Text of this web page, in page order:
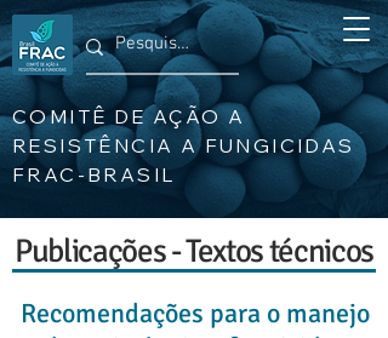
COMITÊ DE AÇÃO A
RESISTÊNCIA A FUNGICIDAS
FRAC-BRASIL
Publicações - Textos técnicos
Recomendações para o manejo